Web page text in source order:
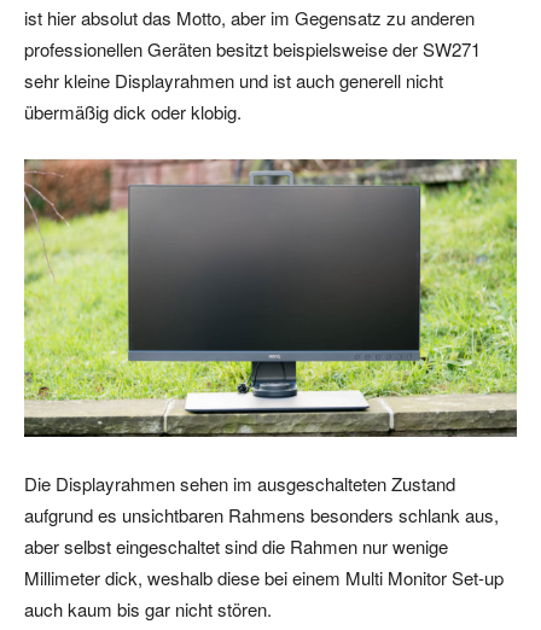
ist hier absolut das Motto, aber im Gegensatz zu anderen
professionellen Geräten besitzt beispielsweise der SW271
sehr kleine Displayrahmen und ist auch generell nicht
übermäßig dick oder klobig.
Die Displayrahmen sehen im ausgeschalteten Zustand
aufgrund es unsichtbaren Rahmens besonders schlank aus,
aber selbst eingeschaltet sind die Rahmen nur wenige
Millimeter dick, weshalb diese bei einem Multi Monitor Set-up
auch kaum bis gar nicht stören.